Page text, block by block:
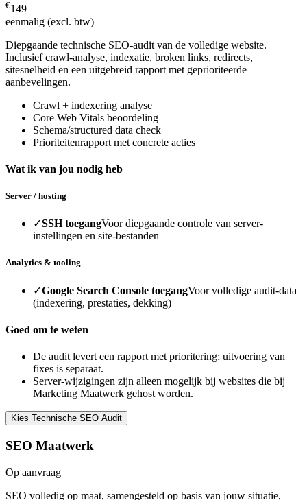
€149
eenmalig (excl. btw)
Diepgaande technische SEO-audit van de volledige website.
Inclusief crawl-analyse, indexatie, broken links, redirects,
sitesnelheid en een uitgebreid rapport met geprioriteerde
aanbevelingen.
Crawl + indexering analyse
Core Web Vitals beoordeling
Schema/structured data check
Prioriteitenrapport met concrete acties
Wat ik van jou nodig heb
Server / hosting
✓SSH toegangVoor diepgaande controle van server-
instellingen en site-bestanden
Analytics & tooling
✓Google Search Console toegangVoor volledige audit-data
(indexering, prestaties, dekking)
Goed om te weten
De audit levert een rapport met prioritering; uitvoering van
fixes is separaat.
Server-wijzigingen zijn alleen mogelijk bij websites die bij
Marketing Maatwerk gehost worden.
Kies Technische SEO Audit
SEO Maatwerk
Op aanvraag
SEO volledig op maat, samengesteld op basis van jouw situatie,